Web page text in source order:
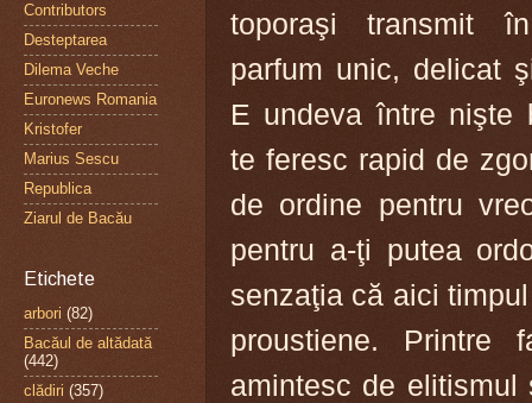
toporaşi transmit
parfum unic, delicat
E undeva între nişte
te feresc rapid de
de ordine pentru
pentru a-ţi putea
senzaţia că aici
proustiene. Printre
amintesc de
Contributors
Desteptarea
Dilema Veche
Euronews Romania
Kristofer
Marius Sescu
Republica
Ziarul de Bacău
Etichete
arbori (82)
Bacăul de altădată
(442)
clădiri (357)